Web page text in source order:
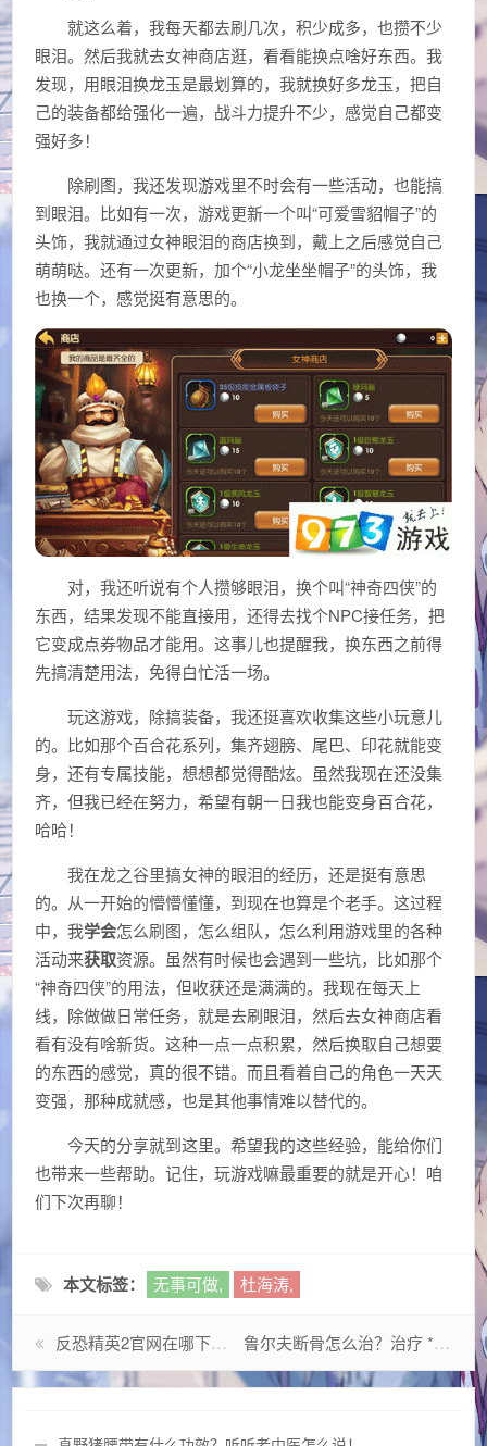
就这么着，我每天都去刷几次，积少成多，也攒不少
眼泪。然后我就去女神商店逛，看看能换点啥好东西。我
发现，用眼泪换龙玉是最划算的，我就换好多龙玉，把自
己的装备都给强化一遍，战斗力提升不少，感觉自己都变
强好多！
除刷图，我还发现游戏里不时会有一些活动，也能搞
到眼泪。比如有一次，游戏更新一个叫“可爱雪貂帽子”的
头饰，我就通过女神眼泪的商店换到，戴上之后感觉自己
萌萌哒。还有一次更新，加个“小龙坐坐帽子”的头饰，我
也换一个，感觉挺有意思的。
对，我还听说有个人攒够眼泪，换个叫“神奇四侠”的
东西，结果发现不能直接用，还得去找个NPC接任务，把
它变成点券物品才能用。这事儿也提醒我，换东西之前得
先搞清楚用法，免得白忙活一场。
玩这游戏，除搞装备，我还挺喜欢收集这些小玩意儿
的。比如那个百合花系列，集齐翅膀、尾巴、印花就能变
身，还有专属技能，想想都觉得酷炫。虽然我现在还没集
齐，但我已经在努力，希望有朝一日我也能变身百合花，
哈哈！
我在龙之谷里搞女神的眼泪的经历，还是挺有意思
的。从一开始的懵懵懂懂，到现在也算是个老手。这过程
中，我学会怎么刷图，怎么组队，怎么利用游戏里的各种
活动来获取资源。虽然有时候也会遇到一些坑，比如那个
“神奇四侠”的用法，但收获还是满满的。我现在每天上
线，除做做日常任务，就是去刷眼泪，然后去女神商店看
看有没有啥新货。这种一点一点积累，然后换取自己想要
的东西的感觉，真的很不错。而且看着自己的角色一天天
变强，那种成就感，也是其他事情难以替代的。
今天的分享就到这里。希望我的这些经验，能给你们
也带来一些帮助。记住，玩游戏嘛最重要的就是开心！咱
们下次再聊！
本文标签： 无事可做, 杜海涛,
反恐精英2官网在哪下载？官方正版下载地址分享！ 鲁尔夫断骨怎么治？治疗 *** 有哪些？